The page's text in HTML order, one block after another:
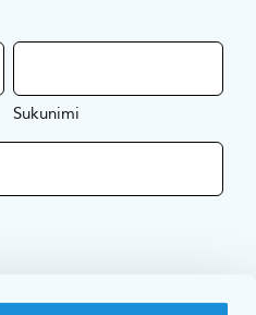
Sukunimi